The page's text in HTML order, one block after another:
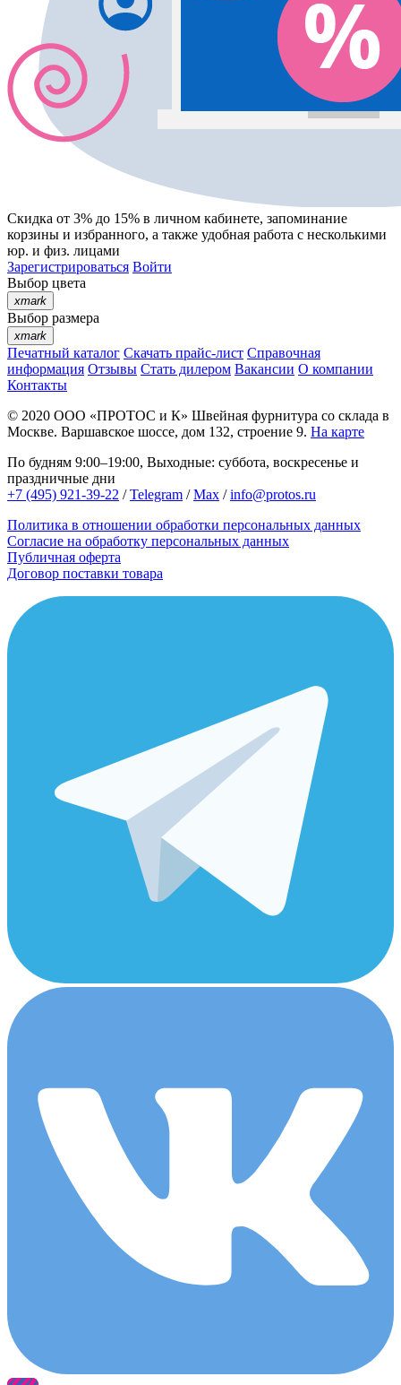
Скидка от 3% до 15% в личном кабинете, запоминание
корзины и избранного, а также удобная работа с несколькими
юр. и физ. лицами
Зарегистрироваться Войти
Выбор цвета
xmark
Выбор размера
xmark
Печатный каталог Скачать прайс-лист Справочная
информация Отзывы Стать дилером Вакансии О компании
Контакты
© 2020 ООО «ПРОТОС и К» Швейная фурнитура со склада в
Москве. Варшавское шоссе, дом 132, строение 9. На карте
По будням 9:00–19:00, Выходные: суббота, воскресенье и
праздничные дни
+7 (495) 921-39-22 /Telegram /Max /info@protos.ru
Политика в отношении обработки персональных данных
Согласие на обработку персональных данных
Публичная оферта
Договор поставки товара